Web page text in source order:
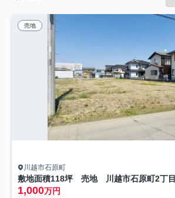
売地
川越市石原町
敷地面積118坪 売地 川越市石原町2丁目
1,000万円